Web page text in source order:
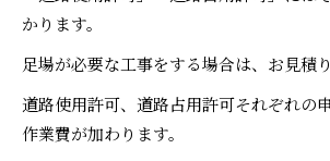
かります。
足場が必要な工事をする場合は、お見積
道路使用許可、道路占用許可それぞれの
作業費が加わります。